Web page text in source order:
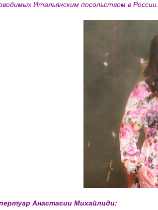
Итальянским посольством в России.
Анастасии Михайлиди: